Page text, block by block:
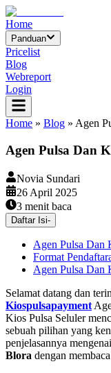
Home
Panduan
Pricelist
Blog
Webreport
Login
Home » Blog » Agen
Agen Pulsa Dan
Novia Sundari
26 April 2025
3 menit baca
Daftar Isi-
Agen Pulsa Dan
Format
Agen Pulsa Dan
Selamat datang dan
Kiospulsapayment
Kios Pulsa Seluler
sebuah pilihan yang
penjelasannya mengenai
Blora dengan